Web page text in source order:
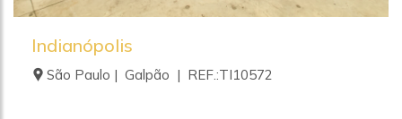
Indianópolis
São Paulo | Galpão | REF.:TI10572